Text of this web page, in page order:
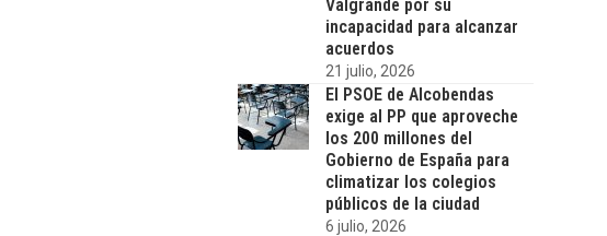
Valgrande por su
incapacidad para alcanzar
acuerdos
21 julio, 2026
El PSOE de Alcobendas
exige al PP que aproveche
los 200 millones del
Gobierno de España para
climatizar los colegios
públicos de la ciudad
6 julio, 2026